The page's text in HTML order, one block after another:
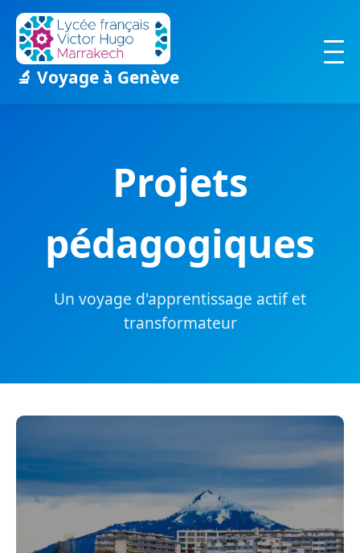
🔬 Voyage à Genève
Projets
pédagogiques
Un voyage d'apprentissage actif et
transformateur